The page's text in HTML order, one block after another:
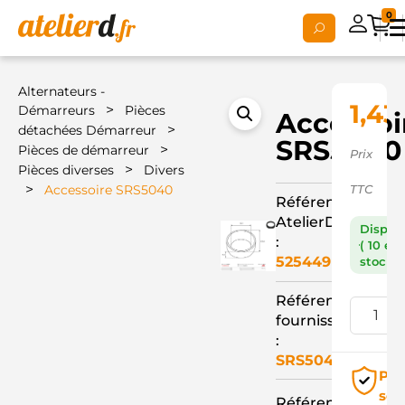
0
Alternateurs -
Démarreurs
>
Pièces
détachées Démarreur
>
Pièces de démarreur >
Pièces diverses > Divers
> Accessoire SRS5040
SRS5040
Référence
AtelierD
:
525449
Référence
fournisseur
:
SRS5040
1,43
Prix
TTC
( 10 en
stock )